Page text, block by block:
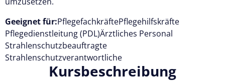
Geeignet für:PflegefachkräftePflegehilfskräfte
Pflegedienstleitung (PDL)Ärztliches Personal
Strahlenschutzbeauftragte
Strahlenschutzverantwortliche
Kursbeschreibung